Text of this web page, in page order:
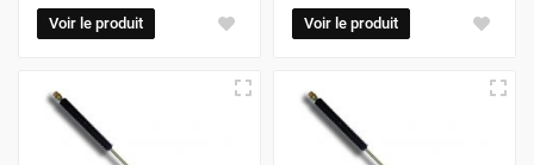
Voir le produit Voir le produit